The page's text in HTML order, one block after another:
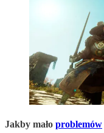
Jakby mało problemów